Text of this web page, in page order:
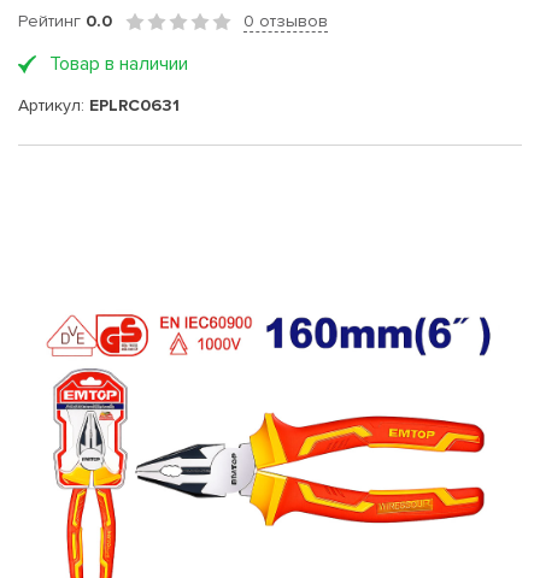
Рейтинг 0.0 0 отзывов
Товар в наличии
Артикул: EPLRC0631